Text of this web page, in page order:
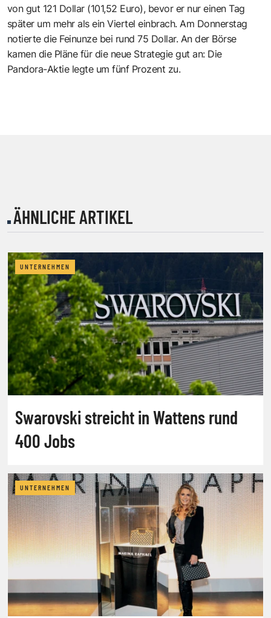
von gut 121 Dollar (101,52 Euro), bevor er nur einen Tag
später um mehr als ein Viertel einbrach. Am Donnerstag
notierte die Feinunze bei rund 75 Dollar. An der Börse
kamen die Pläne für die neue Strategie gut an: Die
Pandora-Aktie legte um fünf Prozent zu.
ÄHNLICHE ARTIKEL
UNTERNEHMEN
Swarovski streicht in Wattens rund
400 Jobs
UNTERNEHMEN